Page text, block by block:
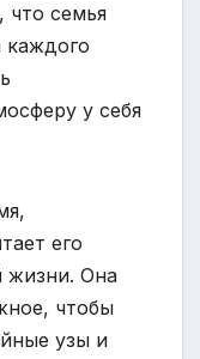
что семья
каждого
у себя
его
жизни. Она
чтобы
узы и